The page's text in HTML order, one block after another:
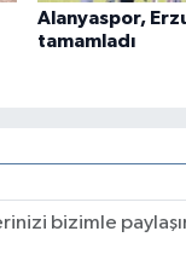
Alanyaspor,
tamamladı